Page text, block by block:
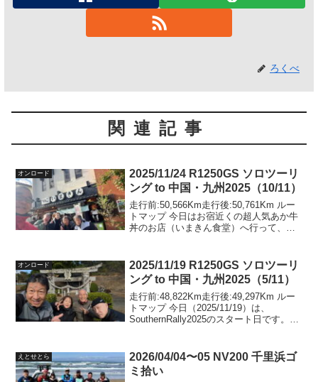
ろくべ
関連記事
オンロード
2025/11/24 R1250GS ソロツーリ
ング to 中国・九州2025（10/11）
走行前:50,566Km走行後:50,761Km ルー
トマップ 今日はお宿近くの超人気あか牛
丼のお店（いまきん食堂）へ行って、別
朝07:10着）で神戸まで帰るの...
オンロード
2025/11/19 R1250GS ソロツーリ
ング to 中国・九州2025（5/11）
走行前:48,822Km走行後:49,297Km ルー
トマップ 今日（2025/11/19）は、
SouthernRally2025のスタート日です。今
Souther...
えとせとら
2026/04/04〜05 NV200 千里浜ゴ
ミ拾い